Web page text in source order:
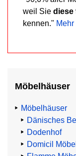
weil Sie diese
kennen." Mehr
Möbelhäuser
Möbelhäuser
Dänisches
Dodenhof
Domicil Möbel